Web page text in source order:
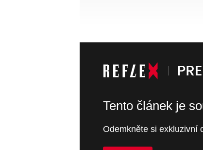
Tento článek je
Odemkněte si exkluzivní